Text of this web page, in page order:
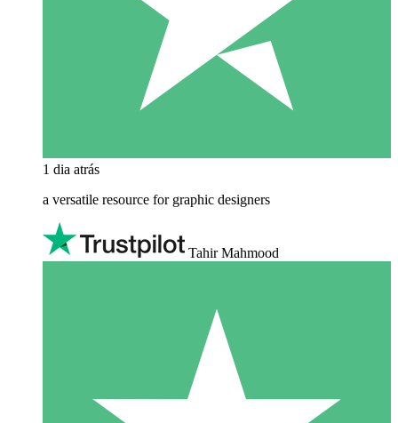
1 dia atrás
a versatile resource for graphic designers
Tahir Mahmood